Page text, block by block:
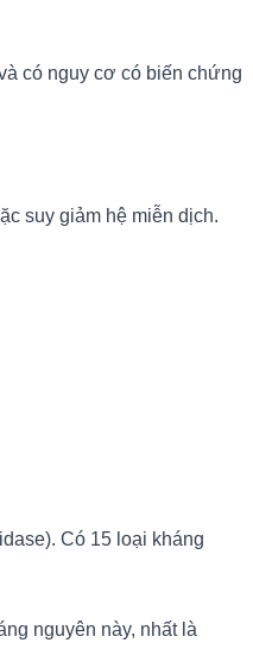
có nguy cơ có biến chứng
suy giảm hệ miễn dịch.
Có 15 loại kháng
nguyên này, nhất là